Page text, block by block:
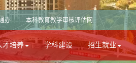
办 本科教育教学审核评估网
才培养 学科建设 招生就业